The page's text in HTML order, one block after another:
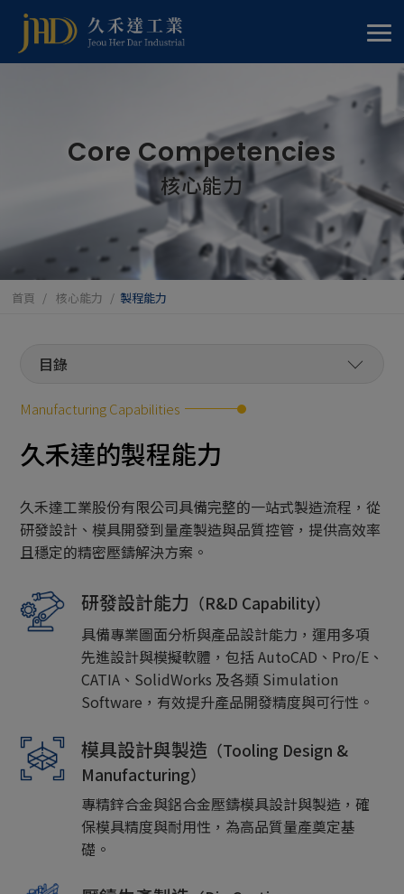
Core Competencies
核心能力
首頁 核心能力 製程能力
製程能力
生產流程
檢驗設備
Manufacturing Capabilities
久禾達的製程能力
久禾達工業股份有限公司具備完整的一站式製造流程，從
研發設計、模具開發到量產製造與品質控管，提供高效率
且穩定的精密壓鑄解決方案。
研發設計能力 （R&D Capability）
具備專業圖面分析與產品設計能力，運用多項
先進設計與模擬軟體，包括 AutoCAD、Pro/E、
CATIA、SolidWorks 及各類 Simulation
Software，有效提升產品開發精度與可行性。
模具設計與製造 （Tooling Design &
Manufacturing）
專精鋅合金與鋁合金壓鑄模具設計與製造，確
保模具精度與耐用性，為高品質量產奠定基
礎。
Cookie管理面板